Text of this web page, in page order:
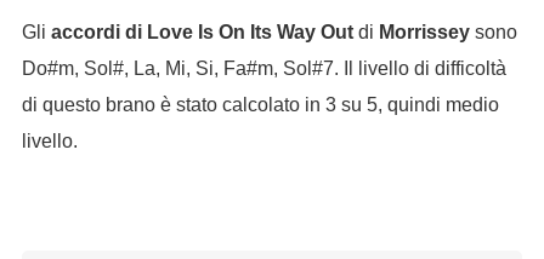
Gli accordi di Love Is On Its Way Outdi Morrisseysono
Do#m, Sol#, La, Mi, Si, Fa#m, Sol#7. Il livello di difficoltà
di questo brano è stato calcolato in 3 su 5, quindi medio
livello.